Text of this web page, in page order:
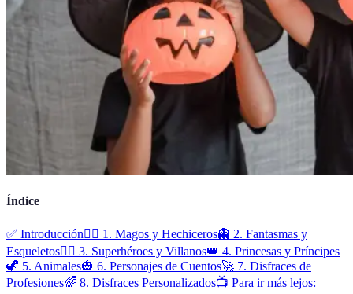
Índice
✅ Introducción🧙‍♂️ 1. Magos y Hechiceros👻 2. Fantasmas y
Esqueletos🦸‍♂️ 3. Superhéroes y Villanos👑 4. Princesas y Príncipes
🦖 5. Animales🎃 6. Personajes de Cuentos🚀 7. Disfraces de
Profesiones🌈 8. Disfraces Personalizados📺 Para ir más lejos: